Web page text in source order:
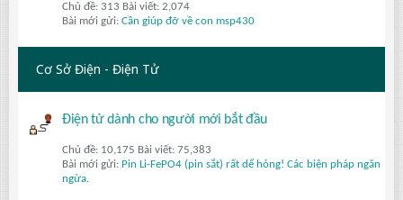
Chủ đề: 313 Bài viết: 2,074
Bài mới gửi: Cần giúp đỡ về con msp430
Cơ Sở Điện - Điện Tử
Điện tử dành cho người mới bắt đầu
Chủ đề: 10,175 Bài viết: 75,383
Bài mới gửi: Pin Li-FePO4 (pin sắt) rất dể hỏng! Các biện pháp ngăn
ngừa.